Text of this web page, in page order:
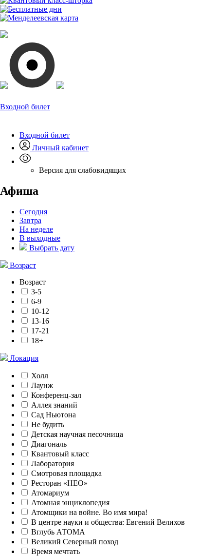
Входной билет
Входной билет
Личный кабинет
Версия для слабовидящих
Афиша
Сегодня
Завтра
На неделе
В выходные
Выбрать дату
Возраст
Возраст
3-5
6-9
10-12
13-16
17-21
18+
Локация
Холл
Лаунж
Конференц-зал
Аллея знаний
Сад Ньютона
Не будить
Детская научная песочница
Диагональ
Квантовый класс
Лаборатория
Смотровая площадка
Ресторан «НЕО»
Атомариум
Атомная энциклопедия
Атомщики на войне. Во имя мира!
В центре науки и общества: Евгений Велихов
Вглубь АТОМА
Великий Северный поход
Время мечтать